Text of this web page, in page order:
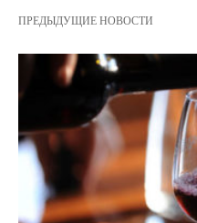
ПРЕДЫДУЩИЕ НОВОСТИ